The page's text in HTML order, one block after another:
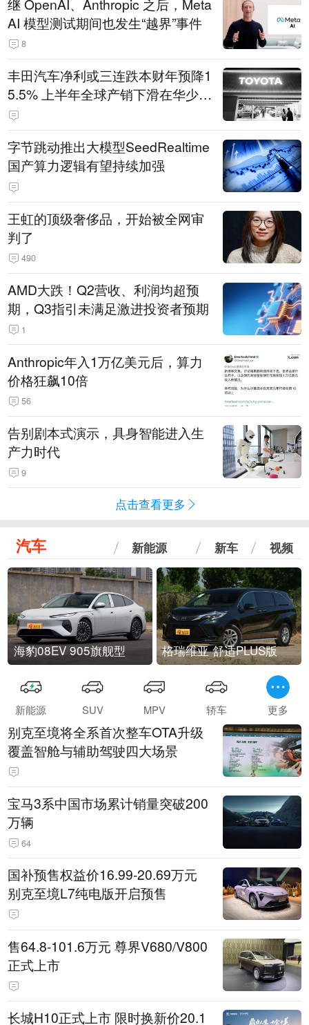
AI 模型测试期间也发生“越界”事件
8
丰田汽车净利或三连跌本财年预降1
5.5% 上半年全球产销下滑在华少卖
14.3万辆
字节跳动推出大模型SeedRealtime
国产算力逻辑有望持续加强
王虹的顶级奢侈品，开始被全网审
判了
490
AMD大跌！Q2营收、利润均超预
期，Q3指引未满足激进投资者预期
1
Anthropic年入1万亿美元后，算力
价格狂飙10倍
56
告别剧本式演示，具身智能进入生
产力时代
9
点击查看更多
汽车 新能源 新车 视频
海豹08EV 905旗舰型 格瑞维亚 舒适PLUS版
新能源 SUV MPV 轿车 更多
别克至境将全系首次整车OTA升级
覆盖智舱与辅助驾驶四大场景
宝马3系中国市场累计销量突破200
万辆
64
国补预售权益价16.99-20.69万元
别克至境L7纯电版开启预售
售64.8-101.6万元 尊界V680/V800
正式上市
长城H10正式上市 限时换新价20.1